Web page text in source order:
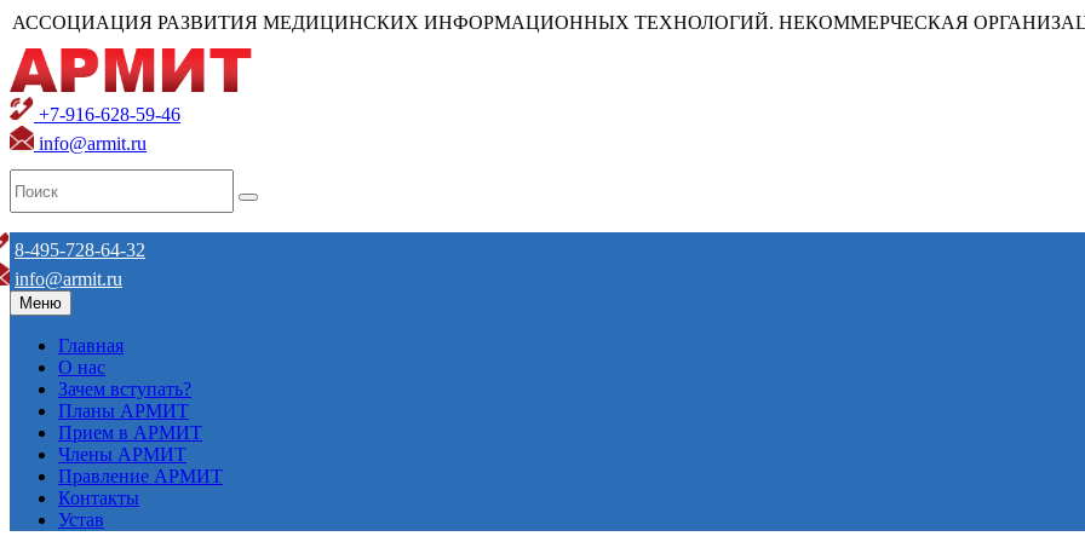
АССОЦИАЦИЯ РАЗВИТИЯ МЕДИЦИНСКИХ ИНФОРМАЦИОННЫХ ТЕХНОЛОГИЙ. НЕКОММЕРЧЕСКАЯ
+7-916-628-59-46
info@armit.ru
8-495-728-64-32
info@armit.ru
Меню
Главная
О нас
Зачем вступать?
Планы АРМИТ
Прием в АРМИТ
Члены АРМИТ
Правление АРМИТ
Контакты
Устав